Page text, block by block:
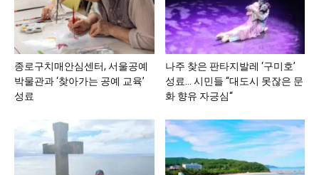
종로구치매안심센터, 서울공예
박물관과 ‘찾아가는 공예 교육’
성료
나주 찾은 판타지발레 ‘구미호’
성료… 시민들 “대도시 못잖은 문
화 향유 자긍심“